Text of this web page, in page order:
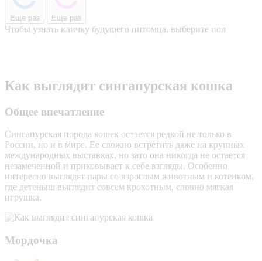
Еще раз Еще раз
Чтобы узнать кличку будущего питомца, выберите пол
Как выглядит сингапурская кошка
Общее впечатление
Сингапурская порода кошек остается редкой не только в
России, но и в мире. Ее сложно встретить даже на крупных
международных выставках, но зато она никогда не остается
незамеченной и приковывает к себе взгляды. Особенно
интересно выглядят пары со взрослым животным и котенком,
где детеныш выглядит совсем крохотным, словно мягкая
игрушка.
Мордочка